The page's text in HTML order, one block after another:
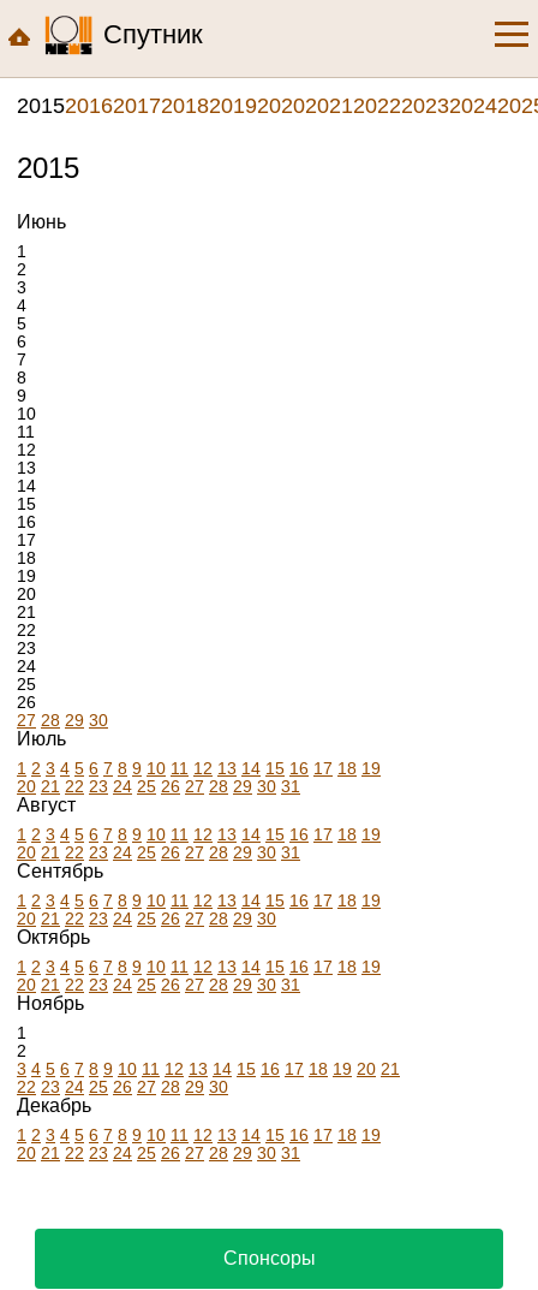
Спутник
2015201620172018201920202021202220232024
2015
Июнь
1
2
3
4
5
6
7
8
9
10
11
12
13
14
15
16
17
18
19
20
21
22
23
24
25
26
27 28 29 30
Июль
1 2 3 4 5 6 7 8 9 10 11 12 13 14 15 16 17 18 19
20 21 22 23 24 25 26 27 28 29 30 31
Август
1 2 3 4 5 6 7 8 9 10 11 12 13 14 15 16 17 18 19
20 21 22 23 24 25 26 27 28 29 30 31
Сентябрь
1 2 3 4 5 6 7 8 9 10 11 12 13 14 15 16 17 18 19
20 21 22 23 24 25 26 27 28 29 30
Октябрь
1 2 3 4 5 6 7 8 9 10 11 12 13 14 15 16 17 18 19
20 21 22 23 24 25 26 27 28 29 30 31
Ноябрь
1
2
3 4 5 6 7 8 9 10 11 12 13 14 15 16 17 18 19 20 21
22 23 24 25 26 27 28 29 30
Декабрь
1 2 3 4 5 6 7 8 9 10 11 12 13 14 15 16 17 18 19
20 21 22 23 24 25 26 27 28 29 30 31
Спонсоры